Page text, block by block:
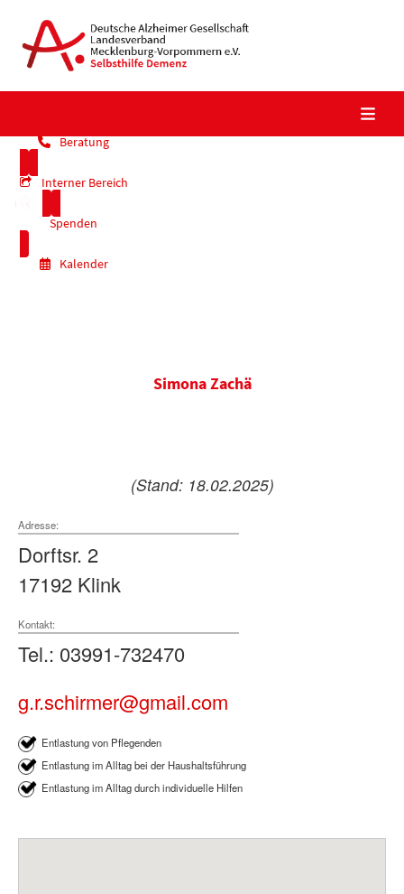
content
Beratung
Interner Bereich
Spenden
Kalender
Simona Zachä
(Stand: 18.02.2025)
Adresse:
Dorftsr. 2
17192 Klink
Kontakt:
Tel.: 03991-732470
g.r.schirmer@gmail.com
Entlastung von Pflegenden
Entlastung im Alltag bei der Haushaltsführung
Entlastung im Alltag durch individuelle Hilfen